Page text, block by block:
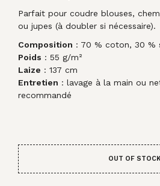
Parfait pour coudre blouses,
ou jupes (à doubler si nécessaire).
Composition : 70 % coton, 30 %
Poids : 55 g/m²
Laize : 137 cm
Entretien : lavage à la main ou
recommandé
OUT OF STOCK